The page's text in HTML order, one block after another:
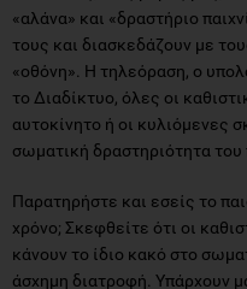
«αλάνα» και «δραστήριο
τους και διασκεδάζουν με
«οθόνη». Η τηλεόραση, ο
το Διαδίκτυο, όλες οι
αυτοκίνητο ή οι κυλιόμενες
σωματική δραστηριότητα του
Παρατηρήστε και εσείς το
χρόνο; Σκεφθείτε ότι οι
κάνουν το ίδιο κακό στο
άσχημη διατροφή. Υπάρχουν